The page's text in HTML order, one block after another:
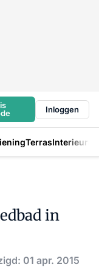
Inloggen
TerrasInterieur
in
01 apr. 2015